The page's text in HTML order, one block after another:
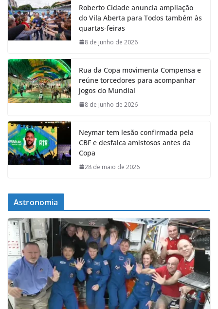
Roberto Cidade anuncia ampliação
do Vila Aberta para Todos também às
quartas-feiras
8 de junho de 2026
Rua da Copa movimenta Compensa e
reúne torcedores para acompanhar
jogos do Mundial
8 de junho de 2026
Neymar tem lesão confirmada pela
CBF e desfalca amistosos antes da
Copa
28 de maio de 2026
Astronomia